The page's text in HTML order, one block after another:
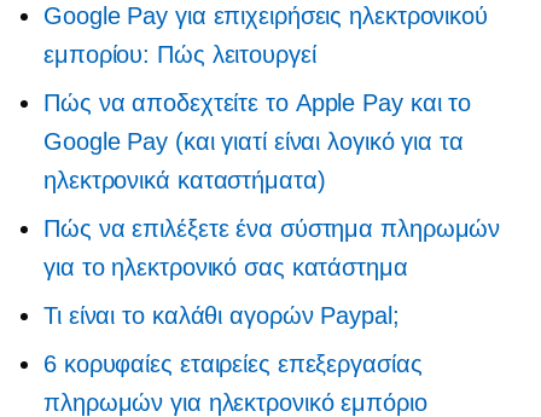
Google Pay για επιχειρήσεις ηλεκτρονικού
εμπορίου: Πώς λειτουργεί
Πώς να αποδεχτείτε το Apple Pay και το
Google Pay (και γιατί είναι λογικό για τα
ηλεκτρονικά καταστήματα)
Πώς να επιλέξετε ένα σύστημα πληρωμών
για το ηλεκτρονικό σας κατάστημα
Τι είναι το καλάθι αγορών Paypal;
6 κορυφαίες εταιρείες επεξεργασίας
πληρωμών για ηλεκτρονικό εμπόριο